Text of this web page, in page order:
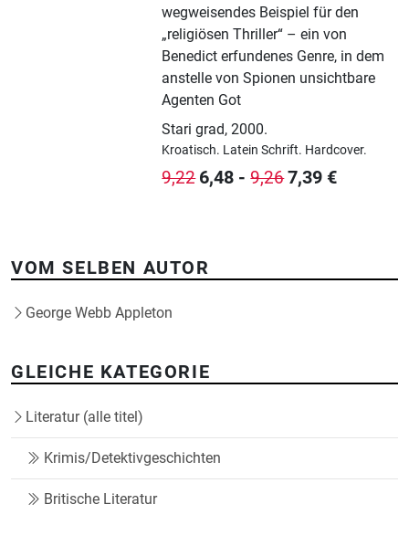
wegweisendes Beispiel für den
„religiösen Thriller“ – ein von
Benedict erfundenes Genre, in dem
anstelle von Spionen unsichtbare
Agenten Got
Stari grad,2000.
Kroatisch. Latein Schrift. Hardcover.
9,22 6,48 -9,267,39 €
VOM SELBEN AUTOR
George Webb Appleton
GLEICHE KATEGORIE
Literatur (alle titel)
Krimis/Detektivgeschichten
Britische Literatur